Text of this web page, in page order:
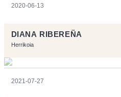
2020-06-13
DIANA RIBEREÑA
Herrikoia
2021-07-27